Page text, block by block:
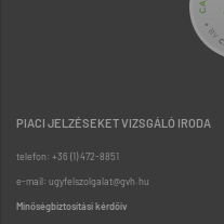
PIACI JELZÉSEKET VIZSGÁLÓ IRODA
telefon: +36 (1) 472-8851
e-mail: ugyfelszolgalat@gvh.hu
Minőségbiztosítási kérdőív